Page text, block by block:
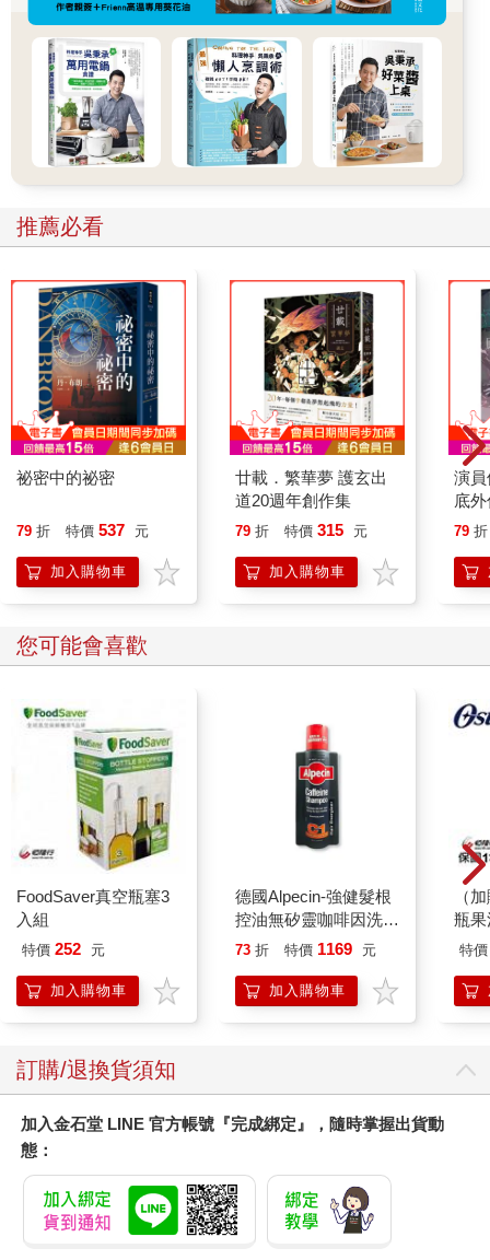
推薦必看
祕密中的祕密
79 折 特價 537 元
加入購物車
廿載．繁華夢 護玄出
道20週年創作集
79 折 特價 315 元
加入購物車
演
底
79 折
您可能會喜歡
FoodSaver真空瓶塞3
入組
特價 252 元
加入購物車
德國Alpecin-強健髮根
控油無矽靈咖啡因洗髮
凝露375ml/瓶-C1強健
調理頭皮洗髮液/0矽靈
滋潤洗頭髮水/一般髮
73 折 特價 1169 元
加入購物車
（
瓶
特價
訂購/退換貨須知
加入金石堂 LINE 官方帳號『完成綁定』，隨時掌握出貨動
態：